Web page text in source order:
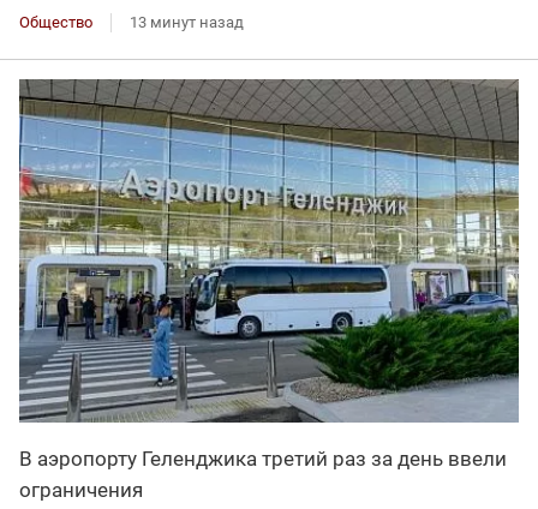
Общество 13 минут назад
В аэропорту Геленджика третий раз за день ввели
ограничения